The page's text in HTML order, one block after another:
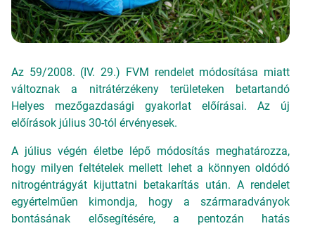
Az 59/2008. (IV. 29.) FVM rendelet módosítása miatt
változnak a nitrátérzékeny területeken betartandó
Helyes mezőgazdasági gyakorlat előírásai. Az új
előírások július 30-tól érvényesek.
A július végén életbe lépő módosítás meghatározza,
hogy milyen feltételek mellett lehet a könnyen oldódó
nitrogéntrágyát kijuttatni betakarítás után. A rendelet
egyértelműen kimondja, hogy a szármaradványok
bontásának elősegítésére, a pentozán hatás